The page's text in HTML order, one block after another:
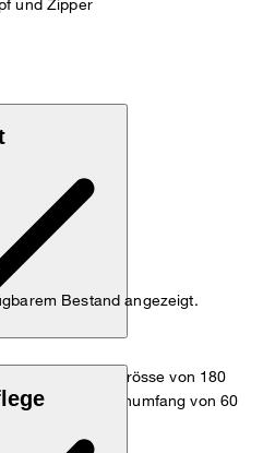
Bestand angezeigt.
bei einer Körpergrösse von 180
cm, einem Taillenumfang von 60